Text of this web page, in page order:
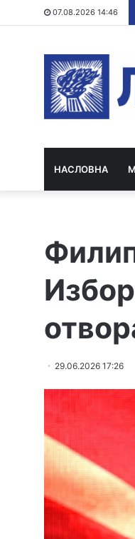
07.08.2026 14:46
НАСЛОВНА
29.06.2026 17:26